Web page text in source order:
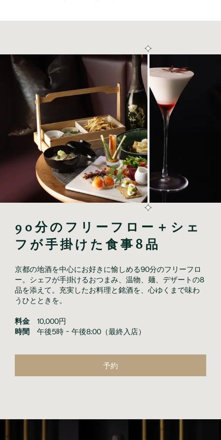
90分のフリーフロー＋シェ
フが手掛けた食事8品
京都の地酒を中心にお好きに愉しめる90分のフリーフロ
ー。シェフが手掛けるおつまみ、温物、麺、デザートの8
品を添えて。充実したお料理と銘酒を、心ゆくまで味わ
うひとときを。
料金 10,000円
時間 午後5時 ｰ 午後8:00（最終入店）
予約